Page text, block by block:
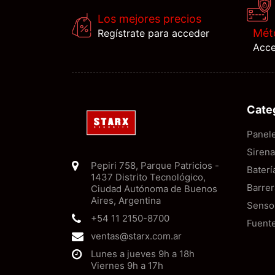
Los mejores precios
Regístrate para acceder
Pepiri 758, Parque Patricios -
1437 Distrito Tecnológico,
Ciudad Autónoma de Buenos
Aires, Argentina
+54 11 2150-8700
ventas@starx.com.ar
Lunes a jueves 9h a 18h
Viernes 9h a 17h